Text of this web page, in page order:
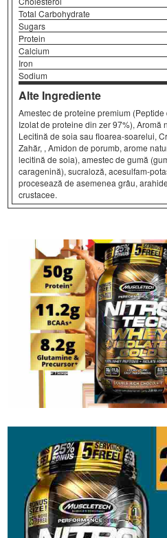
Total Carbohydrate
Sugars
Protein
Calcium
Iron
Sodium
Alte Ingrediente
Amestec de proteine premium
Izolat de proteine din zer 97%), Aromă
Lecitină de soia sau floarea-soarelui,
Zahăr, , Amidon de porumb, arome
lecitină de soia), amestec de gumă
caragenină), sucraloză, acesulfam-
procesează de asemenea grâu,
crustacee.